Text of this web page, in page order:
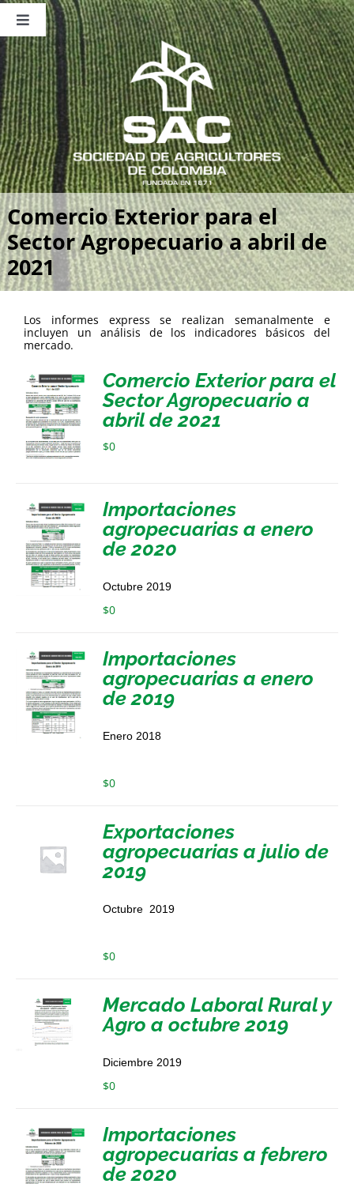
Saltar
contenido
Toggle
Navigation
Nosotros
Publicaciones
Sala de Prensa
Eventos
Comercio Exterior para el
Sector Agropecuario a abril de
2021
Los informes express se realizan semanalmente e
incluyen un análisis de los indicadores básicos del
mercado.
Comercio Exterior para el
Sector Agropecuario a
abril de 2021
$0
Importaciones
agropecuarias a enero
de 2020
Octubre 2019
$0
Importaciones
agropecuarias a enero
de 2019
Enero 2018
$0
Exportaciones
agropecuarias a julio de
2019
Octubre 2019
$0
Mercado Laboral Rural y
Agro a octubre 2019
Diciembre 2019
$0
Importaciones
agropecuarias a febrero
de 2020